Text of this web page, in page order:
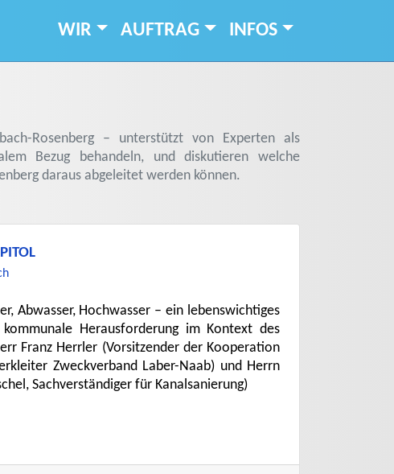
WIR AUFTRAG INFOS
Rosenberg – unterstützt von Experten als
Bezug behandeln, und diskutieren welche
daraus abgeleitet werden können.
Abwasser, Hochwasser – ein lebenswichtiges
Herausforderung im Kontext des
Franz Herrler (Vorsitzender der Kooperation
Zweckverband Laber-Naab) und Herrn
Sachverständiger für Kanalsanierung)